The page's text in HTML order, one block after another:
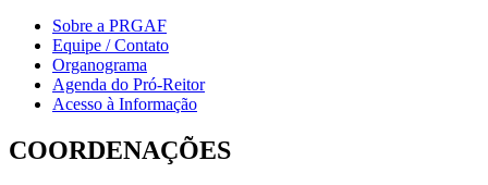
Sobre a PRGAF
Equipe / Contato
Organograma
Agenda do Pró-Reitor
Acesso à Informação
COORDENAÇÕES